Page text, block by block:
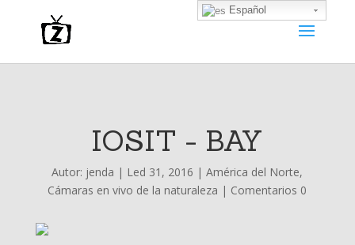
IOSIT - BAY
Autor: jenda | Led 31, 2016 |América del Norte,
Cámaras en vivo de la naturaleza | Comentarios 0
Español